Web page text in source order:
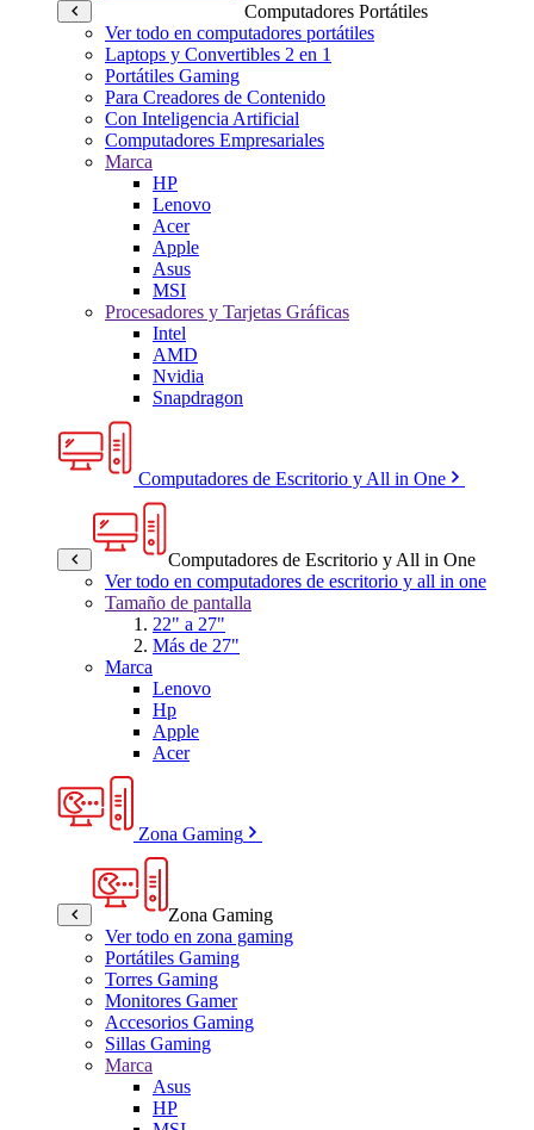
Computadores Portátiles
Ver todo en computadores portátiles
Laptops y Convertibles 2 en 1
Portátiles Gaming
Para Creadores de Contenido
Con Inteligencia Artificial
Computadores Empresariales
Marca
HP
Lenovo
Acer
Apple
Asus
MSI
Procesadores y Tarjetas Gráficas
Intel
AMD
Nvidia
Snapdragon
Computadores de Escritorio y All in One
Computadores de Escritorio y All in One
Ver todo en computadores de escritorio y all in one
Tamaño de pantalla
22" a 27"
Más de 27"
Marca
Lenovo
Hp
Apple
Acer
Zona Gaming
Zona Gaming
Ver todo en zona gaming
Portátiles Gaming
Torres Gaming
Monitores Gamer
Accesorios Gaming
Sillas Gaming
Marca
Asus
HP